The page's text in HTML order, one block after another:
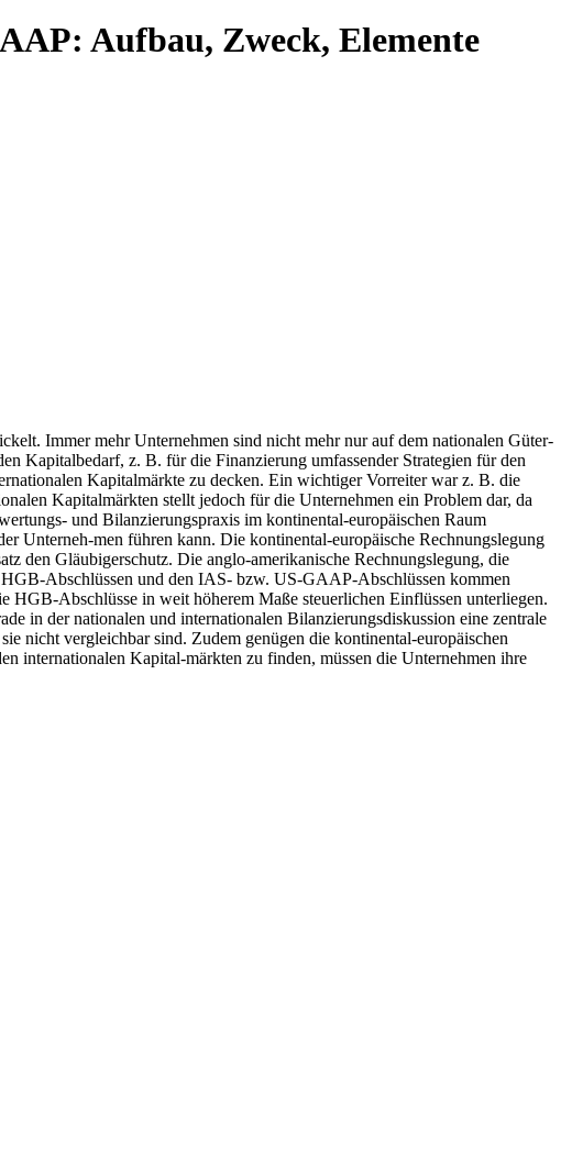
Aufbau, Zweck, Elemente
Immer mehr Unternehmen sind nicht mehr nur auf dem nationalen Güter-
Kapitalbedarf, z. B. für die Finanzierung umfassender Strategien für den
Kapitalmärkte zu decken. Ein wichtiger Vorreiter war z. B. die
Kapitalmärkten stellt jedoch für die Unternehmen ein Problem dar, da
und Bilanzierungspraxis im kontinental-europäischen Raum
Unterneh-men führen kann. Die kontinental-europäische Rechnungslegung
den Gläubigerschutz. Die anglo-amerikanische Rechnungslegung, die
Abschlüssen und den IAS- bzw. US-GAAP-Abschlüssen kommen
HGB-Abschlüsse in weit höherem Maße steuerlichen Einflüssen unterliegen.
in der nationalen und internationalen Bilanzierungsdiskussion eine zentrale
nicht vergleichbar sind. Zudem genügen die kontinental-europäischen
internationalen Kapital-märkten zu finden, müssen die Unternehmen ihre